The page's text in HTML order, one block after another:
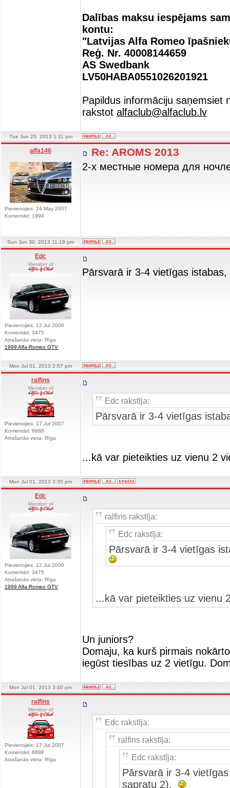
Dalības maksu iespējams
kontu:
"Latvijas Alfa Romeo
Reģ. Nr. 40008144659
AS Swedbank
LV50HABA0551026201921
Papildus informāciju saņemsiet
rakstot alfaclub@alfaclub.lv
Tue Jun 25, 2013 1:11 pm
alfa146
Pievienojies: 24 May 2007
Komentāri: 1994
Re: AROMS 2013
2-х местные номера для
Sun Jun 30, 2013 11:19 pm
Edc
Member of
Pievienojies: 12 Jul 2006
Komentāri: 3475
Atrašanās vieta: Rīga
1999 Alfa-Romeo GTV
Pārsvarā ir 3-4 vietīgas
Mon Jul 01, 2013 2:57 pm
ralfins
Member of
Pievienojies: 17 Jul 2007
Komentāri: 6688
Atrašanās vieta: Rīga
Edc rakstīja:
Pārsvarā ir 3-4 vietīgas
...kā var pieteikties uz vienu 2
Mon Jul 01, 2013 3:35 pm
Edc
Member of
Pievienojies: 12 Jul 2006
Komentāri: 3475
Atrašanās vieta: Rīga
1999 Alfa-Romeo GTV
ralfins rakstīja:
Edc rakstīja:
Pārsvarā ir 3-4 vietīgas
...kā var pieteikties uz vienu
Un juniors?
Domaju, ka kurš pirmais
iegūst tiesības uz 2 vietīgu.
Mon Jul 01, 2013 3:40 pm
ralfins
Member of
Pievienojies: 17 Jul 2007
Komentāri: 6688
Atrašanās vieta: Rīga
Edc rakstīja:
ralfins rakstīja:
Edc rakstīja:
Pārsvarā ir 3-4
sapratu 2).